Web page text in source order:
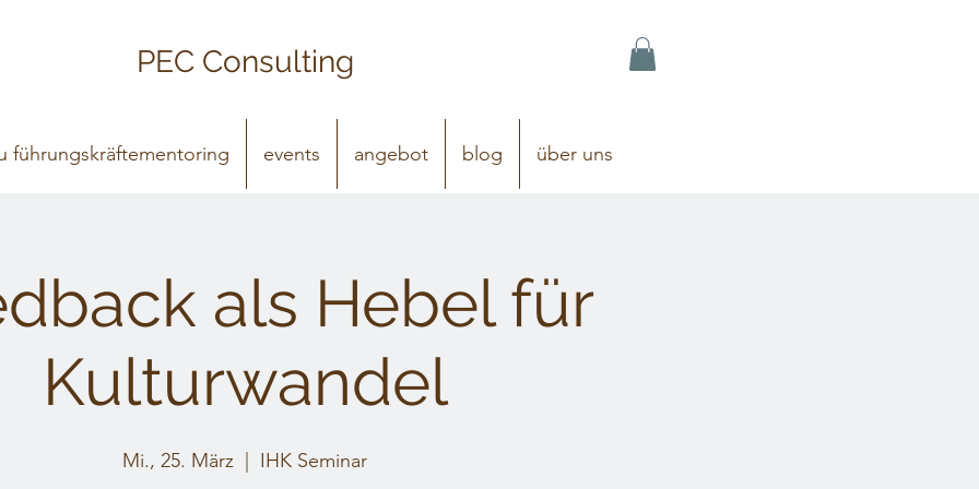
PEC Consulting
führungskräftementoring events angebot blog über uns
als Hebel für
Kulturwandel
Mi., 25. März IHK Seminar